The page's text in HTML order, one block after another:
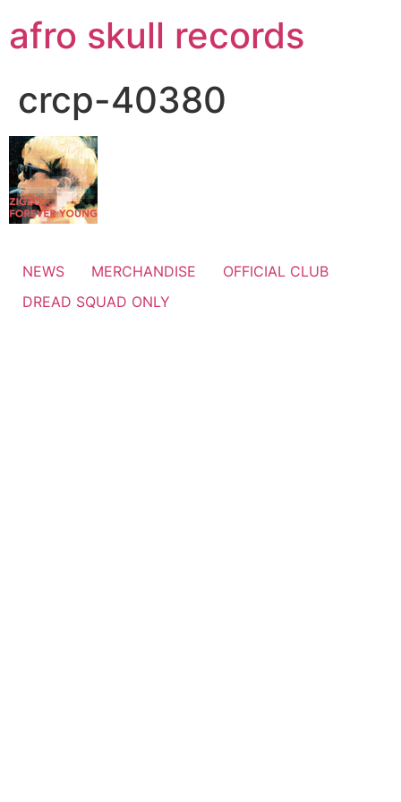
ン
テ
ス
キ
ッ
プ
afro skull records
crcp-40380
NEWS MERCHANDISE
OFFICIAL CLUB
DREAD SQUAD ONLY